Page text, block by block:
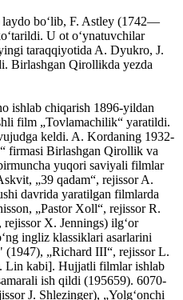
boʻlib, F. Astley (1742—
U ot oʻynatuvchilar
taraqqiyotida A. Dyukro, J.
Birlashgan Qirollikda yezda
ishlab chiqarish 1896-yildan
film „Tovlamachilik“ yaratildi.
keldi. A. Kordaning 1932-
firmasi Birlashgan Qirollik va
yuqori saviyali filmlar
„39 qadam“, rejissor A.
davrida yaratilgan filmlarda
„Pastor Xoll“, rejissor R.
X. Jennings) ilgʻor
ingliz klassiklari asarlarini
„Richard III“, rejissor L.
Lin kabi]. Hujjatli filmlar ishlab
ish qildi (195659). 6070-
J. Shlezinger), „Yolgʻonchi